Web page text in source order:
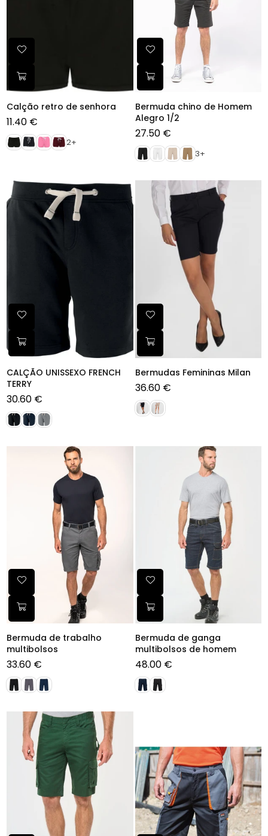
Calção retro de senhora
Preço
normal
11.40 €
2+
Bermuda chino de Homem
Alegro 1/2
Preço
normal
27.50 €
3+
CALÇÃO UNISSEXO FRENCH
TERRY
Preço
normal
30.60 €
Bermudas Femininas Milan
Preço
normal
36.60 €
Bermuda de trabalho
multibolsos
Preço
normal
33.60 €
Bermuda de ganga
multibolsos de homem
Preço
normal
48.00 €